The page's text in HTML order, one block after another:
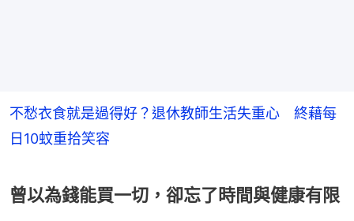
不愁衣食就是過得好？退休教師生活失重心 終藉每
日10蚊重拾笑容
曾以為錢能買一切，卻忘了時間與健康有限